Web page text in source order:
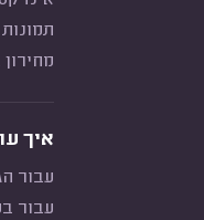
תמונות
איך
עבור
עבור